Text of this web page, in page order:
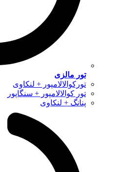
تور مالزی
تورکوالالامپور + لنکاوی
تور کوالالامپور + سنگاپور
پنانگ + لنکاوی